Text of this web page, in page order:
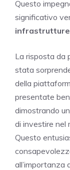
Questo
significativo
La risposta da
stata
della
presentate ben
dimostrando
di investire nel
Questo
all’importanza